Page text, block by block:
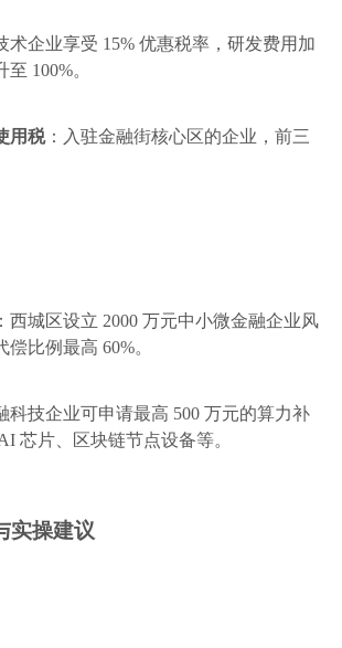
术企业享受 15% 优惠税率，研发费用加
100%。
用税：入驻金融街核心区的企业，前三
：西城区设立 2000 万元中小微金融企业风
比例最高 60%。
科技企业可申请最高 500 万元的算力补
芯片、区块链节点设备等。
实操建议